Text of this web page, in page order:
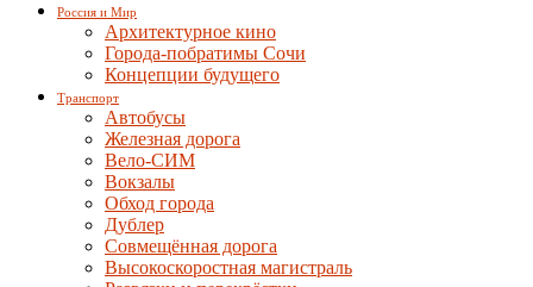
Россия и Мир
Архитектурное кино
Города-побратимы Сочи
Концепции будущего
Транспорт
Автобусы
Железная дорога
Вело-СИМ
Вокзалы
Обход города
Дублер
Совмещённая дорога
Высокоскоростная магистраль